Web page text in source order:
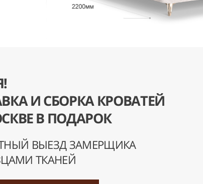
И СБОРКА КРОВАТЕЙ
В ПОДАРОК
ВЫЕЗД ЗАМЕРЩИКА
ТКАНЕЙ